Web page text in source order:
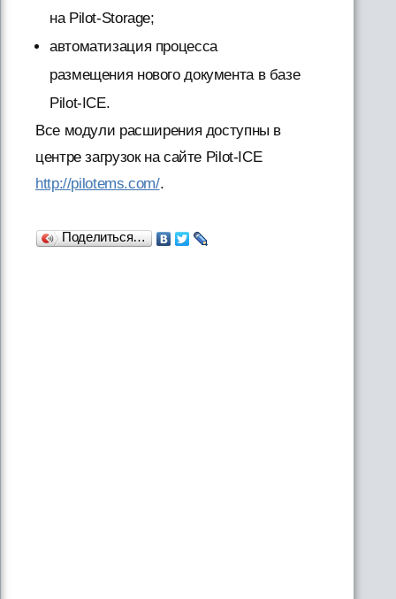
на Pilot-Storage;
автоматизация процесса
размещения нового документа в базе
Pilot-ICE.
Все модули расширения доступны в
центре загрузок на сайте Pilot-ICE
http://pilotems.com/.
Поделиться…